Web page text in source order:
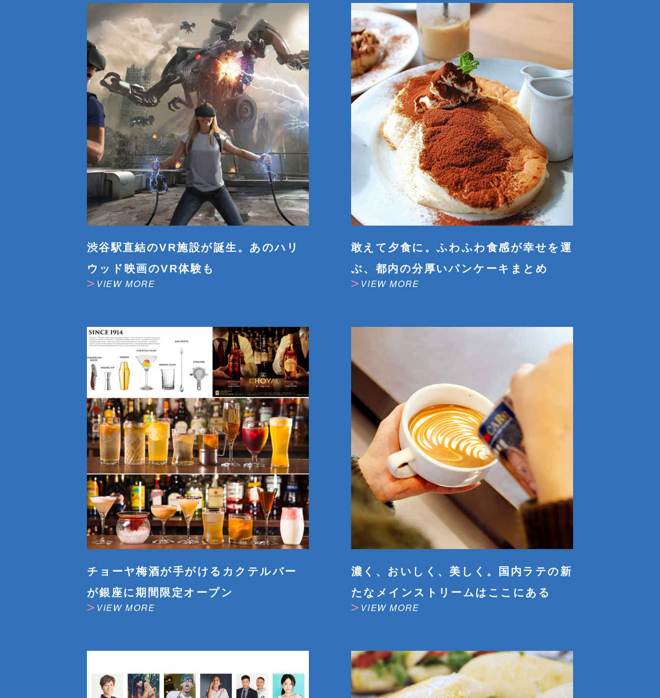
渋谷駅直結のVR施設が誕生。あのハリ
ウッド映画のVR体験も
VIEW MORE
敢えて夕食に。ふわふわ食感が幸せを運
ぶ、都内の分厚いパンケーキまとめ
VIEW MORE
チョーヤ梅酒が手がけるカクテルバー
が銀座に期間限定オープン
VIEW MORE
濃く、おいしく、美しく。国内ラテの新
たなメインストリームはここにある
VIEW MORE